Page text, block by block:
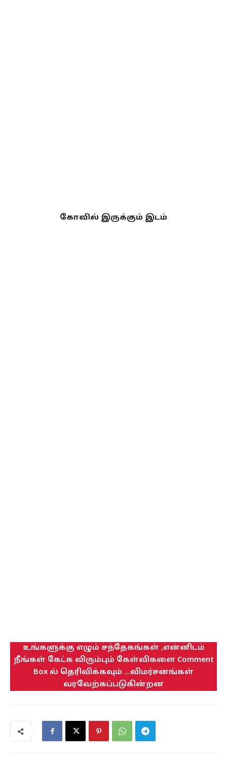
கோவில் இருக்கும் இடம்
உங்களுக்கு எழும் சந்தேகங்கள் ,என்னிடம்
நீங்கள் கேட்க விரும்பும் கேள்விகளை Comment
Box ல் தெரிவிக்கவும் ...விமர்சனங்கள்
வரவேற்கப்படுகின்றன